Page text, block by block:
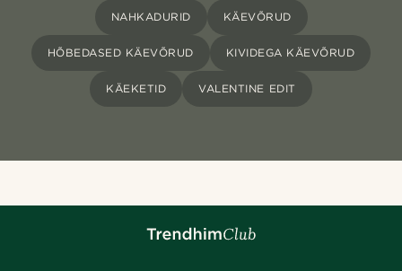
NAHKADURID KÄEVÕRUD
HÕBEDASED KÄEVÕRUD KIVIDEGA KÄEVÕRUD
KÄEKETID VALENTINE EDIT